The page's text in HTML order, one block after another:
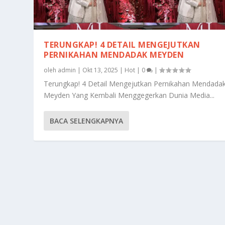
TERUNGKAP! 4 DETAIL MENGEJUTKAN
PERNIKAHAN MENDADAK MEYDEN
oleh admin | Okt 13, 2025 | Hot | 0 |
Terungkap! 4 Detail Mengejutkan Pernikahan
Meyden Yang Kembali Menggegerkan Dunia Media...
BACA SELENGKAPNYA